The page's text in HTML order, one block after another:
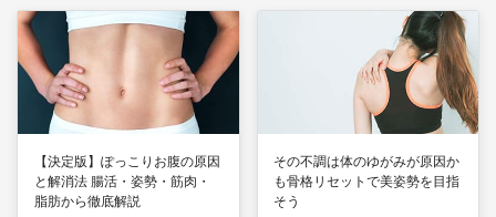
【決定版】ぽっこりお腹の原因
と解消法 腸活・姿勢・筋肉・
脂肪から徹底解説
その不調は体のゆがみが原因か
も骨格リセットで美姿勢を目指
そう